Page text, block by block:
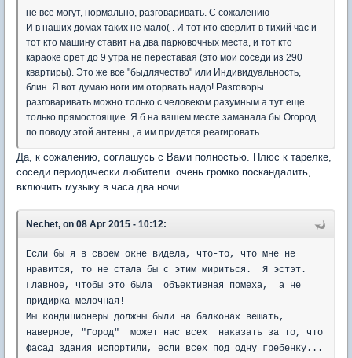
не все могут, нормально, разговаривать. С сожалению
И в наших домах таких не мало( . И тот кто сверлит в тихий час и
тот кто машину ставит на два парковочных места, и тот кто
караоке орет до 9 утра не переставая (это мои соседи из 290
квартиры). Это же все "быдлячество" или Индивидуальность,
блин. Я вот думаю ноги им оторвать надо! Разговоры
разговаривать можно только с человеком разумным а тут еще
только прямостоящие. Я б на вашем месте заманала бы Огород
по поводу этой антены , а им придется реагировать
Да, к сожалению, соглашусь с Вами полностью. Плюс к тарелке,
соседи периодически любители очень громко поскандалить,
включить музыку в часа два ночи ..
Nechet, on 08 Apr 2015 - 10:12:
Если бы я в своем окне видела, что-то, что мне не
нравится, то не стала бы с этим мириться. Я эстэт.
Главное, чтобы это была объективная помеха, а не
придирка мелочная!
Мы кондиционеры должны были на балконах вешать,
наверное, "Город" может нас всех наказать за то, что
фасад здания испортили, если всех под одну гребенку...